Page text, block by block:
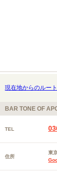
現在地からのルー
BAR TONE OF
TEL
住所
東